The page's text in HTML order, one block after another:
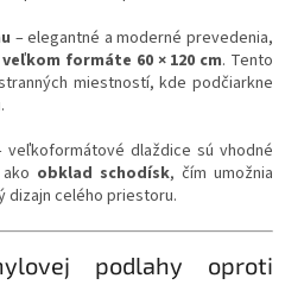
– elegantné a moderné prevedenia,
formáte 60 × 120 cm. Tento
miestností, kde podčiarkne
veľkoformátové dlaždice sú vhodné
obklad schodísk, čím umožnia
celého priestoru.
podlahy oproti